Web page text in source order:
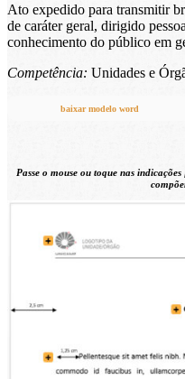
Ato expedido para transmitir
de caráter geral, dirigido
conhecimento do público em
Competência: Unidades e
baixar modelo word
Passe o mouse ou toque nas indicações